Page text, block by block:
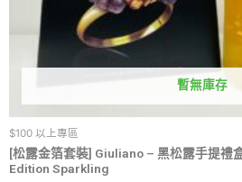
暫無庫存
$100 以上專區
[松露金箔套裝] Giuliano – 黑松露手提禮
Edition Sparkling